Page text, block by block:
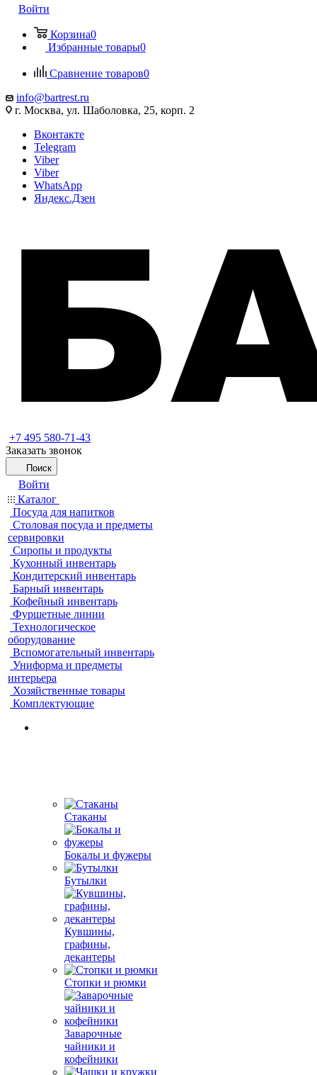
Войти
Корзина0
Избранные товары0
Сравнение товаров0
info@bartrest.ru
г. Москва, ул. Шаболовка, 25, корп. 2
Вконтакте
Telegram
Viber
Viber
WhatsApp
Яндекс.Дзен
+7 495 580-71-43
Заказать звонок
Поиск
Войти
Каталог
Посуда для напитков
Столовая посуда и предметы
сервировки
Сиропы и продукты
Кухонный инвентарь
Кондитерский инвентарь
Барный инвентарь
Кофейный инвентарь
Фуршетные линии
Технологическое
оборудование
Вспомогательный инвентарь
Униформа и предметы
интерьера
Хозяйственные товары
Комплектующие
Стаканы
Бокалы и фужеры
Бутылки
Кувшины,
графины,
декантеры
Стопки и рюмки
Заварочные
чайники и
кофейники